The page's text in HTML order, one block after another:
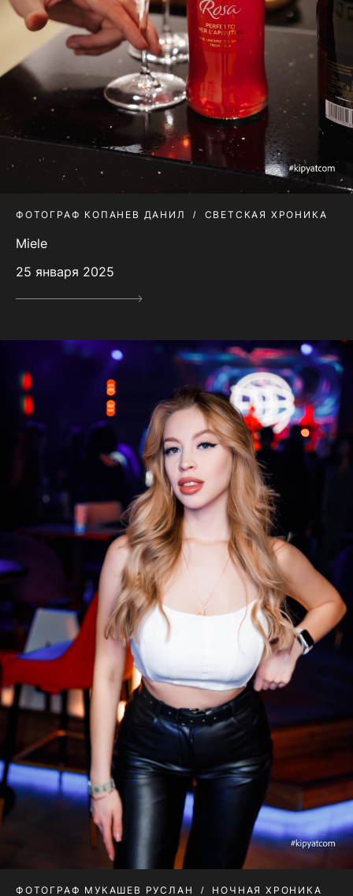
ФОТОГРАФ КОПАНЕВ ДАНИЛ СВЕТСКАЯ ХРОНИКА
Miele
25 января 2025
ФОТОГРАФ МУКАШЕВ РУСЛАН НОЧНАЯ ХРОНИКА